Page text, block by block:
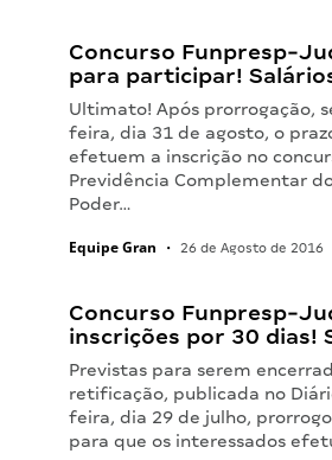
Concurso Funpresp-
para participar!
Ultimato! Após prorrogação,
feira, dia 31 de agosto, o
efetuem a inscrição no
Previdência Complementar
Poder…
Equipe Gran • 26 de Agosto de 2016
Concurso Funpresp-
inscrições por 30 dias!
Previstas para serem
retificação, publicada no
feira, dia 29 de julho,
para que os interessados